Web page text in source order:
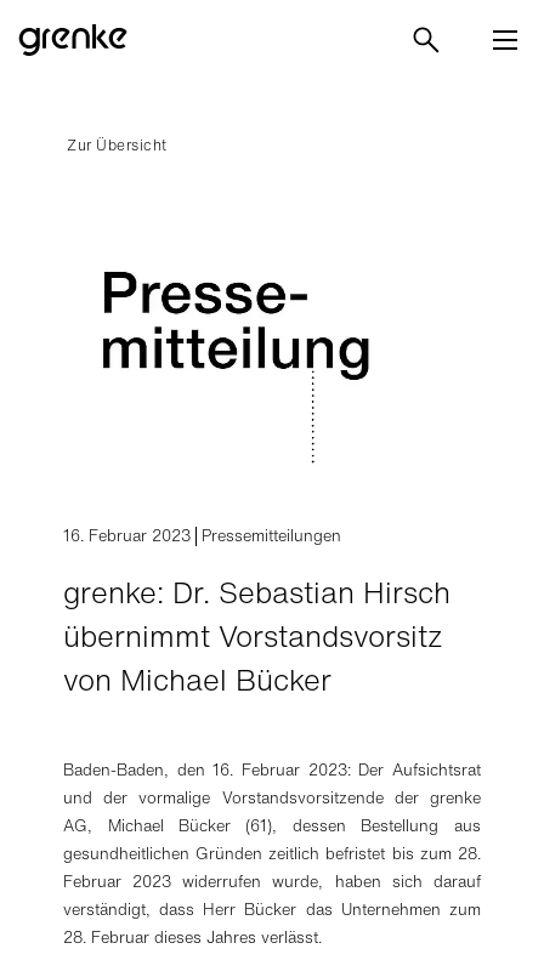
Zur Übersicht
16. Februar 2023 Pressemitteilungen
grenke: Dr. Sebastian Hirsch
übernimmt Vorstandsvorsitz
von Michael Bücker
Baden-Baden, den 16. Februar 2023: Der Aufsichtsrat
und der vormalige Vorstandsvorsitzende der grenke
AG, Michael Bücker (61), dessen Bestellung aus
gesundheitlichen Gründen zeitlich befristet bis zum 28.
Februar 2023 widerrufen wurde, haben sich darauf
verständigt, dass Herr Bücker das Unternehmen zum
28. Februar dieses Jahres verlässt.